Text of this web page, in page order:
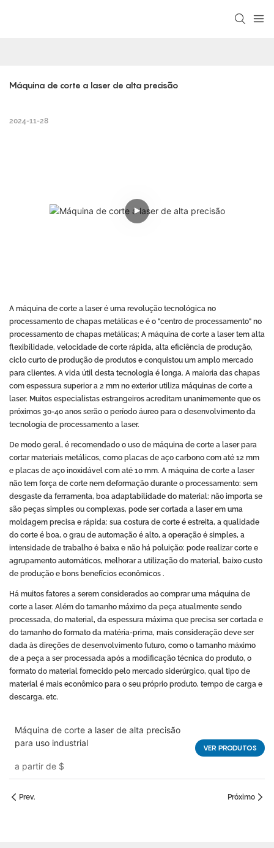
Máquina de corte a laser de alta precisão
2024-11-28
A máquina de corte a laser é uma revolução tecnológica no
processamento de chapas metálicas e é o "centro de processamento" no
processamento de chapas metálicas; A máquina de corte a laser tem alta
flexibilidade, velocidade de corte rápida, alta eficiência de produção,
ciclo curto de produção de produtos e conquistou um amplo mercado
para clientes. A vida útil desta tecnologia é longa. A maioria das chapas
com espessura superior a 2 mm no exterior utiliza máquinas de corte a
laser. Muitos especialistas estrangeiros acreditam unanimemente que os
próximos 30-40 anos serão o período áureo para o desenvolvimento da
tecnologia de processamento a laser.
De modo geral, é recomendado o uso de máquina de corte a laser para
cortar materiais metálicos, como placas de aço carbono com até 12 mm
e placas de aço inoxidável com até 10 mm. A máquina de corte a laser
não tem força de corte nem deformação durante o processamento: sem
desgaste da ferramenta, boa adaptabilidade do material: não importa se
são peças simples ou complexas, pode ser cortada a laser em uma
moldagem precisa e rápida: sua costura de corte é estreita, a qualidade
do corte é boa, o grau de automação é alto, a operação é simples, a
intensidade de trabalho é baixa e não há poluição: pode realizar corte e
agrupamento automáticos, melhorar a utilização do material, baixo custo
de produção e bons benefícios econômicos .
Há muitos fatores a serem considerados ao comprar uma máquina de
corte a laser. Além do tamanho máximo da peça atualmente sendo
processada, do material, da espessura máxima que precisa ser cortada e
do tamanho do formato da matéria-prima, mais consideração deve ser
dada às direções de desenvolvimento futuro, como o tamanho máximo
de a peça a ser processada após a modificação técnica do produto, o
formato do material fornecido pelo mercado siderúrgico, qual tipo de
material é mais econômico para o seu próprio produto, tempo de carga e
descarga, etc.
Máquina de corte a laser de alta precisão
para uso industrial
a partir de $
VER PRODUTOS
Prev. Próximo